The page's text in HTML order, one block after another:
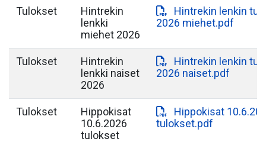
Tulokset
Hintrekin
lenkki
miehet 2026
Hintrekin lenkin
2026 miehet.pdf
Tulokset
Hintrekin
lenkki naiset
2026
Hintrekin lenkin
2026 naiset.pdf
Tulokset
Hippokisat
10.6.2026
tulokset
Hippokisat
tulokset.pdf